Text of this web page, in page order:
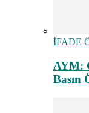
İFADE
AYM:
Basın